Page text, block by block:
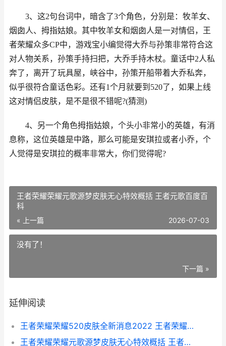
3、这2句台词中，暗含了3个角色，分别是：牧羊女、
烟囱人、拇指姑娘。其中牧羊女和烟囱人是一对情侣，王
者荣耀众多CP中，游戏宝小编觉得大乔与孙策非常符合这
对人物关系，孙策手持扫把，大乔手持木杖。童话中2人私
奔了，离开了玩具屋，峡谷中，孙策开船带着大乔私奔，
似乎很符合童话色彩。还有1个月就要到520了，如果上线
这对情侣皮肤，是不是很不错呢?(猜测)
4、另一个角色拇指姑娘，个头小非常小的英雄，有消
息称，这位英雄是中路，那么可能是安琪拉或者小乔，个
人觉得是安琪拉的概率非常大，你们觉得呢?
王者荣耀荣耀元歌源梦皮肤无心特效概括 王者元歌百度百
科
« 上一篇 2026-07-03
没有了！
下一篇 »
延伸阅读
王者荣耀荣耀520皮肤全新消息2022 王者荣耀荣耀水晶保底多少
王者荣耀荣耀元歌源梦皮肤无心特效概括 王者元歌百度百科